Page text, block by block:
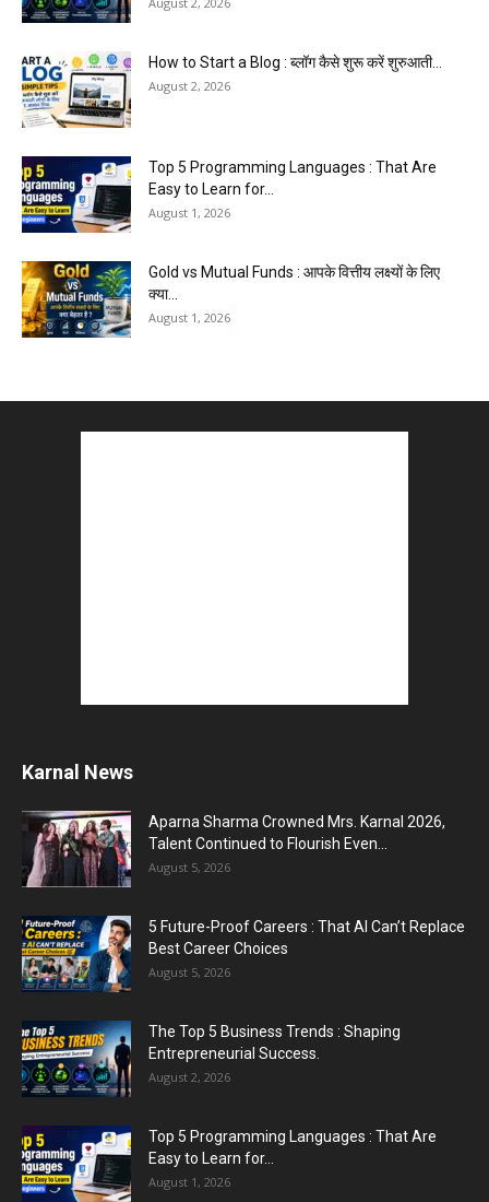
How to Start a Blog : ब्लॉग कैसे शुरू करें शुरुआती...
August 2, 2026
Top 5 Programming Languages : That Are
Easy to Learn for...
August 1, 2026
Gold vs Mutual Funds : आपके वित्तीय लक्ष्यों के लिए
क्या...
August 1, 2026
Karnal News
Aparna Sharma Crowned Mrs. Karnal 2026,
Talent Continued to Flourish Even...
August 5, 2026
5 Future-Proof Careers : That AI Can’t Replace
Best Career Choices
August 5, 2026
The Top 5 Business Trends : Shaping
Entrepreneurial Success.
August 2, 2026
Top 5 Programming Languages : That Are
Easy to Learn for...
August 1, 2026